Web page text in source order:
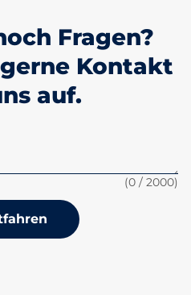
Fragen?
Kontakt
auf.
(0 / 2000)